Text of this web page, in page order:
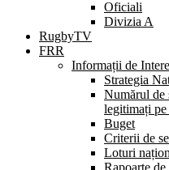
Oficiali
Divizia A
RugbyTV
FRR
Informații de
Strategia
Numărul de
legitimați
Buget
Criterii de
Loturi
Rapoarte